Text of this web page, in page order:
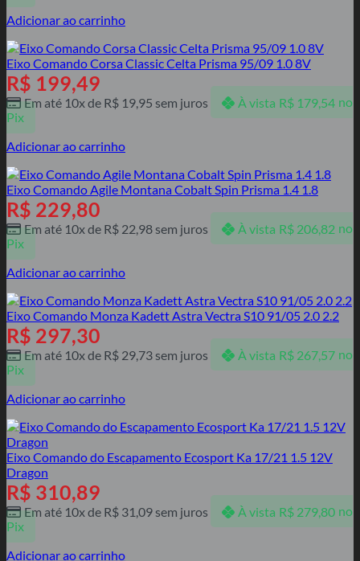
Adicionar ao carrinho
Eixo Comando Corsa Classic Celta Prisma 95/09 1.0 8V
R$ 199,49
Em até 10x de R$ 19,95 sem juros À vista R$179,54 no
Pix
Adicionar ao carrinho
Eixo Comando Agile Montana Cobalt Spin Prisma 1.4 1.8
R$ 229,80
Em até 10x de R$ 22,98 sem juros À vista R$206,82 no
Pix
Adicionar ao carrinho
Eixo Comando Monza Kadett Astra Vectra S10 91/05 2.0 2.2
R$ 297,30
Em até 10x de R$ 29,73 sem juros À vista R$267,57 no
Pix
Adicionar ao carrinho
Eixo Comando do Escapamento Ecosport Ka 17/21 1.5 12V
Dragon
R$ 310,89
Em até 10x de R$ 31,09 sem juros À vista R$279,80 no
Pix
Adicionar ao carrinho